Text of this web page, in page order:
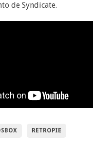
de Syndicate.
RETROPIE